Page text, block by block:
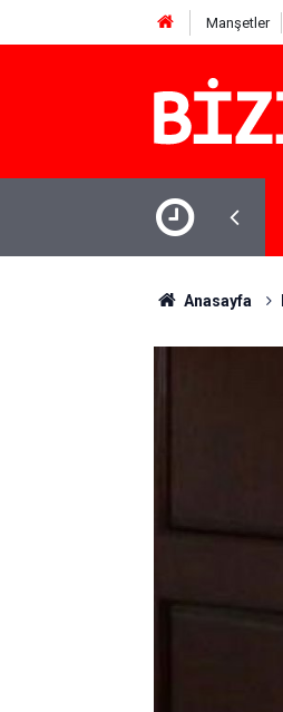
Manşetler
Anasayfa